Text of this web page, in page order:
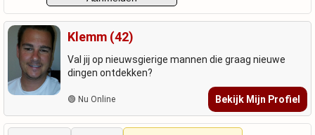
Klemm (42)
Val jij op nieuwsgierige mannen die graag nieuwe
dingen ontdekken?
🟢 Nu Online Bekijk Mijn Profiel